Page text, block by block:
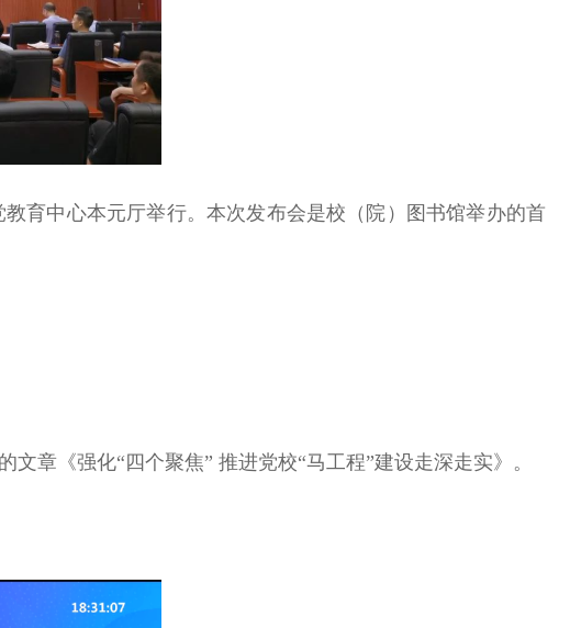
育中心本元厅举行。本次发布会是校（院）图书馆举办的首
章《强化“四个聚焦” 推进党校“马工程”建设走深走实》。